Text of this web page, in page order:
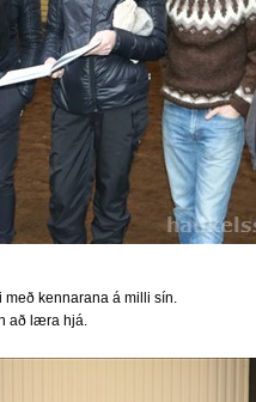
með kennarana á milli sín.
að læra hjá.